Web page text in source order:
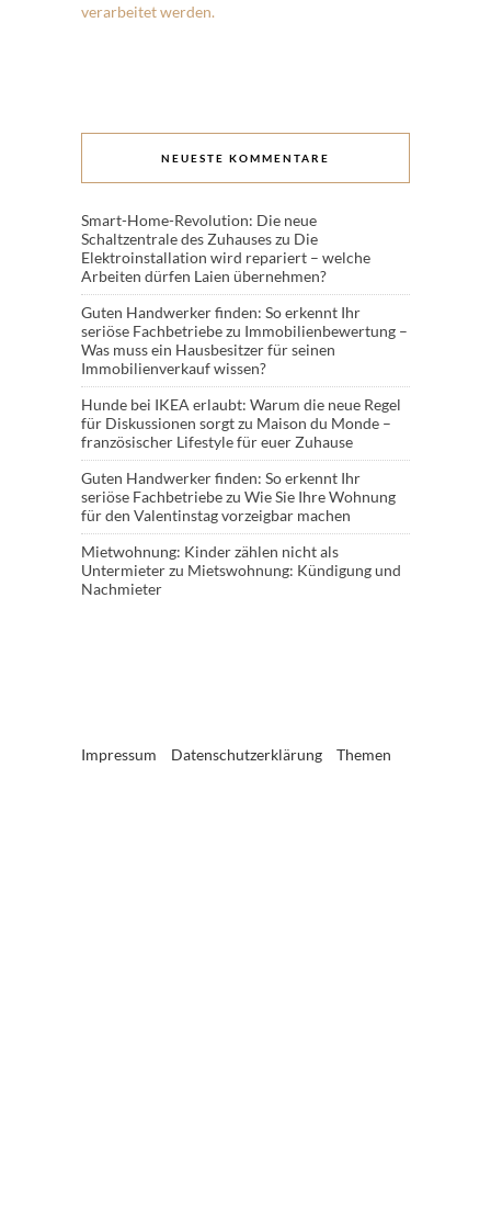
verarbeitet werden.
NEUESTE KOMMENTARE
Smart-Home-Revolution: Die neue
Schaltzentrale des Zuhauseszu Die
Elektroinstallation wird repariert – welche
Arbeiten dürfen Laien übernehmen?
Guten Handwerker finden: So erkennt Ihr
seriöse Fachbetriebezu Immobilienbewertung –
Was muss ein Hausbesitzer für seinen
Immobilienverkauf wissen?
Hunde bei IKEA erlaubt: Warum die neue Regel
für Diskussionen sorgtzu Maison du Monde –
französischer Lifestyle für euer Zuhause
Guten Handwerker finden: So erkennt Ihr
seriöse Fachbetriebezu Wie Sie Ihre Wohnung
für den Valentinstag vorzeigbar machen
Mietwohnung: Kinder zählen nicht als
Untermieterzu Mietswohnung: Kündigung und
Nachmieter
Impressum Datenschutzerklärung Themen